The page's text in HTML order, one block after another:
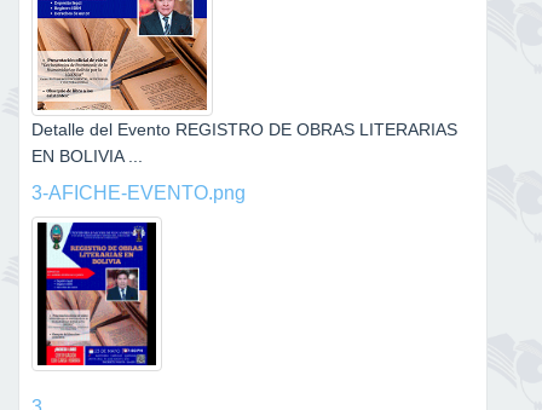
Detalle del Evento REGISTRO DE OBRAS LITERARIAS
EN BOLIVIA ...
3-AFICHE-EVENTO.png